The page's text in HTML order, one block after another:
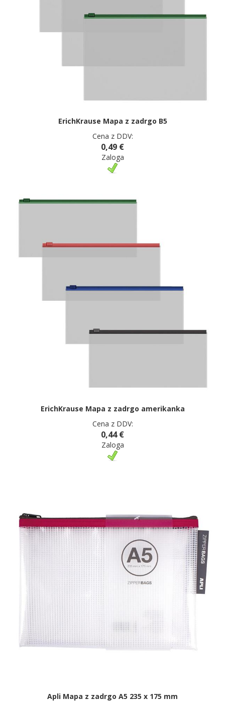
ErichKrause Mapa z zadrgo B5
Cena z DDV:
0,49 €
Zaloga
ErichKrause Mapa z zadrgo amerikanka
Cena z DDV:
0,44 €
Zaloga
Apli Mapa z zadrgo A5 235 x 175 mm